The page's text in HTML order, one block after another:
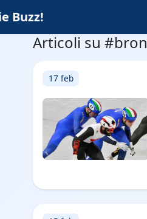
Buzz!
Articoli su
17 feb